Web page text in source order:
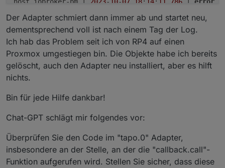
tapo.0 | 2023 -10-07 18 : 14:11.698 | warn | Terminated
tapo.0 | 2023 -10-07 18 : 14:11.698 | info |
tapo. 0 | 2023-10-07 18 :14 :11.686 | error | callback.
tapo.0 | 2023-10-07 18:14:11.685 | error |
tapo.0 | 2023-10 -07 18:14:11.685 | error | uncaught
Der Adapter schmiert dann immer ab und startet neu,
dementsprechend voll ist nach einem Tag der Log.
Ich hab das Problem seit ich von RP4 auf einen
Proxmox umgestiegen bin. Die Objekte habe ich bereits
gelöscht, auch den Adapter neu installiert, aber es hilft
nichts.
Bin für jede Hilfe dankbar!
Chat-GPT schlägt mir folgendes vor:
Überprüfen Sie den Code im "tapo.0" Adapter,
insbesondere an der Stelle, an der die "callback.call"-
Funktion aufgerufen wird. Stellen Sie sicher, dass diese